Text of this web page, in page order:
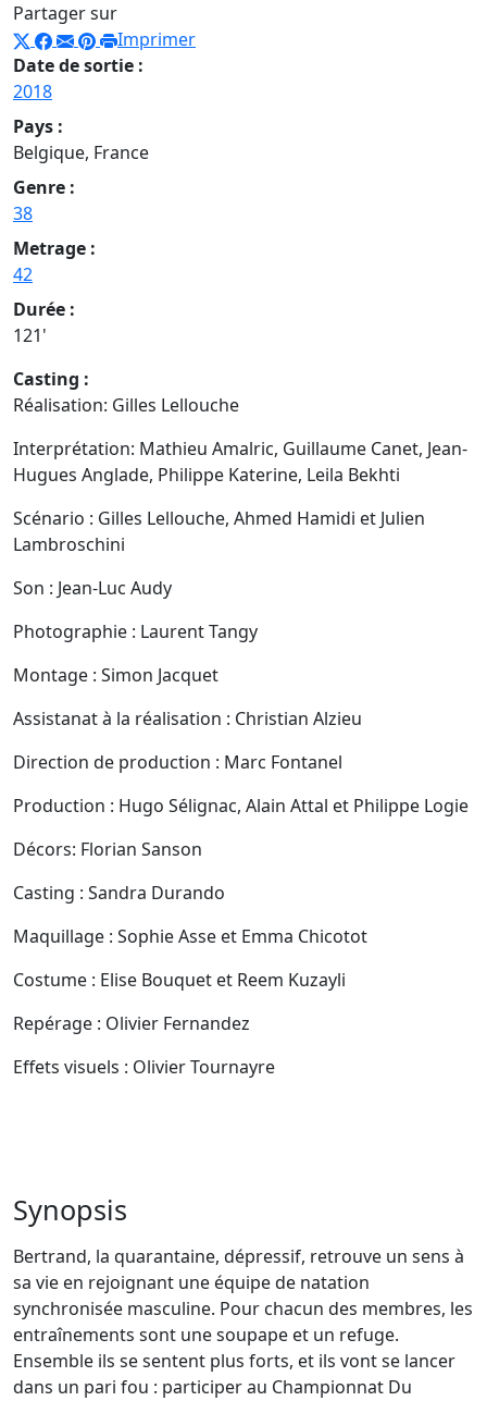
Partager sur
Imprimer
Date de sortie :
2018
Pays :
Belgique, France
Genre :
38
Metrage :
42
Durée :
121'
Casting :
Réalisation: Gilles Lellouche
Interprétation: Mathieu Amalric, Guillaume Canet, Jean-
Hugues Anglade, Philippe Katerine, Leila Bekhti
Scénario : Gilles Lellouche, Ahmed Hamidi et Julien
Lambroschini
Son : Jean-Luc Audy
Photographie : Laurent Tangy
Montage : Simon Jacquet
Assistanat à la réalisation : Christian Alzieu
Direction de production : Marc Fontanel
Production : Hugo Sélignac, Alain Attal et Philippe Logie
Décors: Florian Sanson
Casting : Sandra Durando
Maquillage : Sophie Asse et Emma Chicotot
Costume : Elise Bouquet et Reem Kuzayli
Repérage : Olivier Fernandez
Effets visuels : Olivier Tournayre
Synopsis
Bertrand, la quarantaine, dépressif, retrouve un sens à
sa vie en rejoignant une équipe de natation
synchronisée masculine. Pour chacun des membres, les
entraînements sont une soupape et un refuge.
Ensemble ils se sentent plus forts, et ils vont se lancer
dans un pari fou : participer au Championnat Du